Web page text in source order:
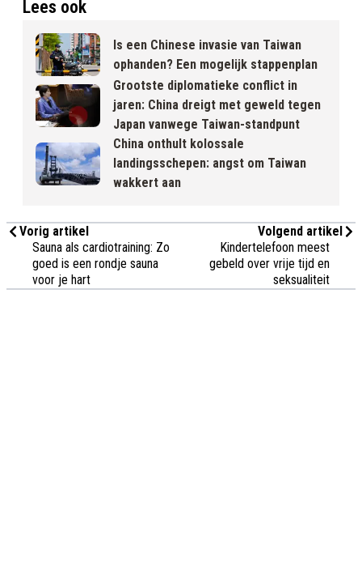
Lees ook
Is een Chinese invasie van Taiwan
ophanden? Een mogelijk stappenplan
Grootste diplomatieke conflict in
jaren: China dreigt met geweld tegen
Japan vanwege Taiwan-standpunt
China onthult kolossale
landingsschepen: angst om Taiwan
wakkert aan
Vorig artikel
Sauna als cardiotraining: Zo
goed is een rondje sauna
voor je hart
Volgend artikel
Kindertelefoon meest
gebeld over vrije tijd en
seksualiteit